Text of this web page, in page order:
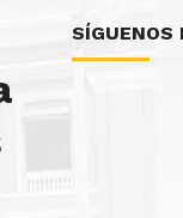
SÍGUENOS